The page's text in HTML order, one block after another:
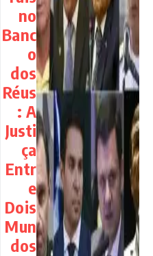
no
Banc
o
dos
Réus
: A
Justi
ça
Entr
e
Dois
Mun
dos